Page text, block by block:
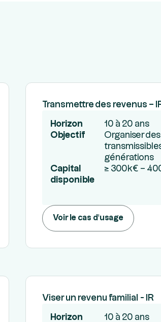
Transmettre des revenus –
Horizon
10 à 20 ans
Objectif
Organiser
générations
Capital
disponible
≥ 300k€ –
Voir le cas d'usage
Viser un revenu familial - IR
Horizon
10 à 20 ans